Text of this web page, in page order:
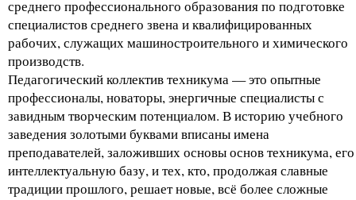
среднего профессионального образования по подготовке
специалистов среднего звена и квалифицированных
рабочих, служащих машиностроительного и химического
производств.
Педагогический коллектив техникума — это опытные
профессионалы, новаторы, энергичные специалисты с
завидным творческим потенциалом. В историю учебного
заведения золотыми буквами вписаны имена
преподавателей, заложивших основы основ техникума, его
интеллектуальную базу, и тех, кто, продолжая славные
традиции прошлого, решает новые, всё более сложные